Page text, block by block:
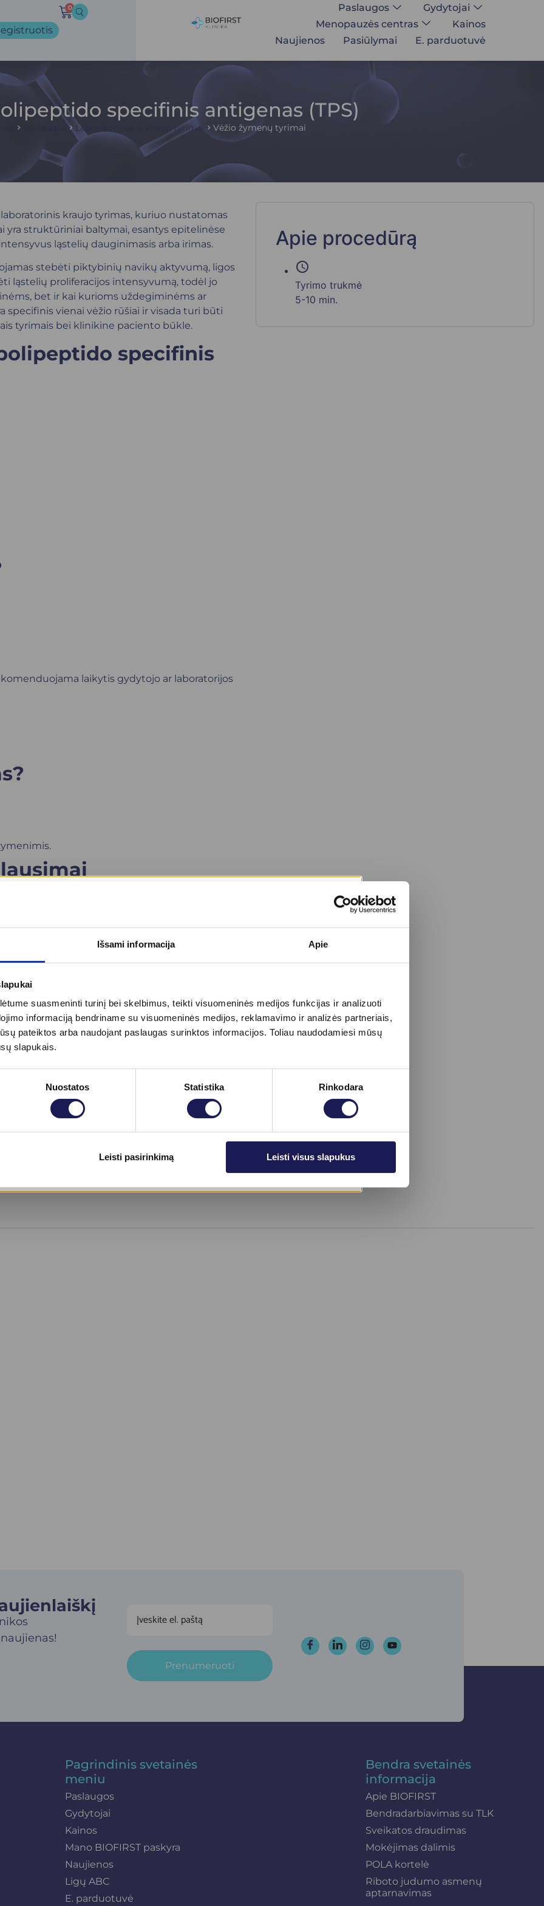
Išsami informacija Apie
suasmeninti turinį bei skelbimus, teikti visuomeninės medijos funkcijas ir analizuoti
informaciją bendriname su visuomeninės medijos, reklamavimo ir analizės partneriais,
pateiktos arba naudojant paslaugas surinktos informacijos. Toliau naudodamiesi mūsų
slapukais.
Nuostatos Statistika Rinkodara
Leisti pasirinkimą Leisti visus slapukus
0 Paslaugos
Gydytojai
Menopauzės centras
Kainos
Naujienos
Pasiūlymai E. parduotuvė
specifinis antigenas (TPS)
Laboratoriniai ir kraujo tyrimai Vėžio žymenų tyrimai
laboratorinis kraujo tyrimas, kuriuo nustatomas
yra struktūriniai baltymai, esantys epitelinėse
ląstelių dauginimasis arba irimas.
stebėti piktybinių navikų aktyvumą, ligos
ląstelių proliferacijos intensyvumą, todėl jo
bet ir kai kurioms uždegiminėms ar
specifinis vienai vėžio rūšiai ir visada turi būti
tyrimais bei klinikine paciento būkle.
specifinis
laikytis gydytojo ar laboratorijos
aktyvumą ir stebėti gydymo efektyvumą
nes jis atspindi ląstelių aktyvumo lygį, o ne
laikytis gydytojo ar laboratorijos
pagalbinis rodiklis kartu su kitais tyrimais
stebėti ligos dinamiką bei gydymo
Apie procedūrą
schedule
Tyrimo trukmė
5-10 min.
Prenumeruoti
Pagrindinis svetainės
meniu
Paslaugos
Gydytojai
Kainos
Mano BIOFIRST paskyra
Naujienos
Ligų ABC
E. parduotuvė
Bendra svetainės
informacija
Apie BIOFIRST
Bendradarbiavimas su TLK
Sveikatos draudimas
Mokėjimas dalimis
POLA kortelė
Riboto judumo asmenų
aptarnavimas
Skaityti daugiau